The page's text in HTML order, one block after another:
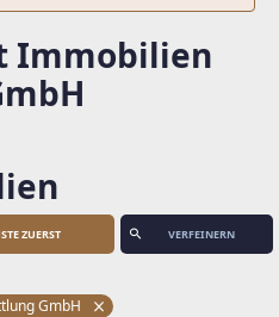
Immobilien
VERFEINERN
GmbH